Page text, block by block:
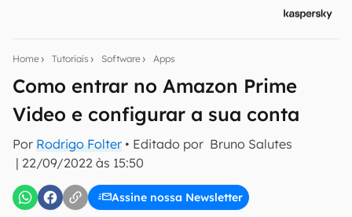
Home Tutoriais Software Apps
Como entrar no Amazon Prime
Video e configurar a sua conta
Por Rodrigo Folter • Editado por Bruno Salutes
| 22/09/2022 às 15:50
Assine nossa Newsletter
inscreva-se
Confirmo que li, aceito e concordo com os